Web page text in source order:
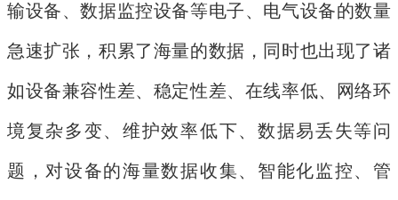
输设备、数据监控设备等电子、电气设备的数量
急速扩张，积累了海量的数据，同时也出现了诸
如设备兼容性差、稳定性差、在线率低、网络环
境复杂多变、维护效率低下、数据易丢失等问
题，对设备的海量数据收集、智能化监控、管